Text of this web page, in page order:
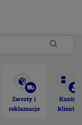
Zwroty i
reklamacje
Konto
klienta